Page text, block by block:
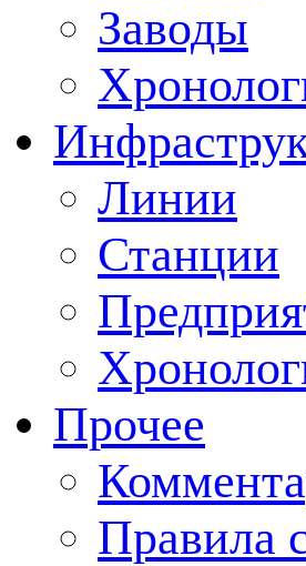
Заводы
Линии
Станции
Прочее
Правила